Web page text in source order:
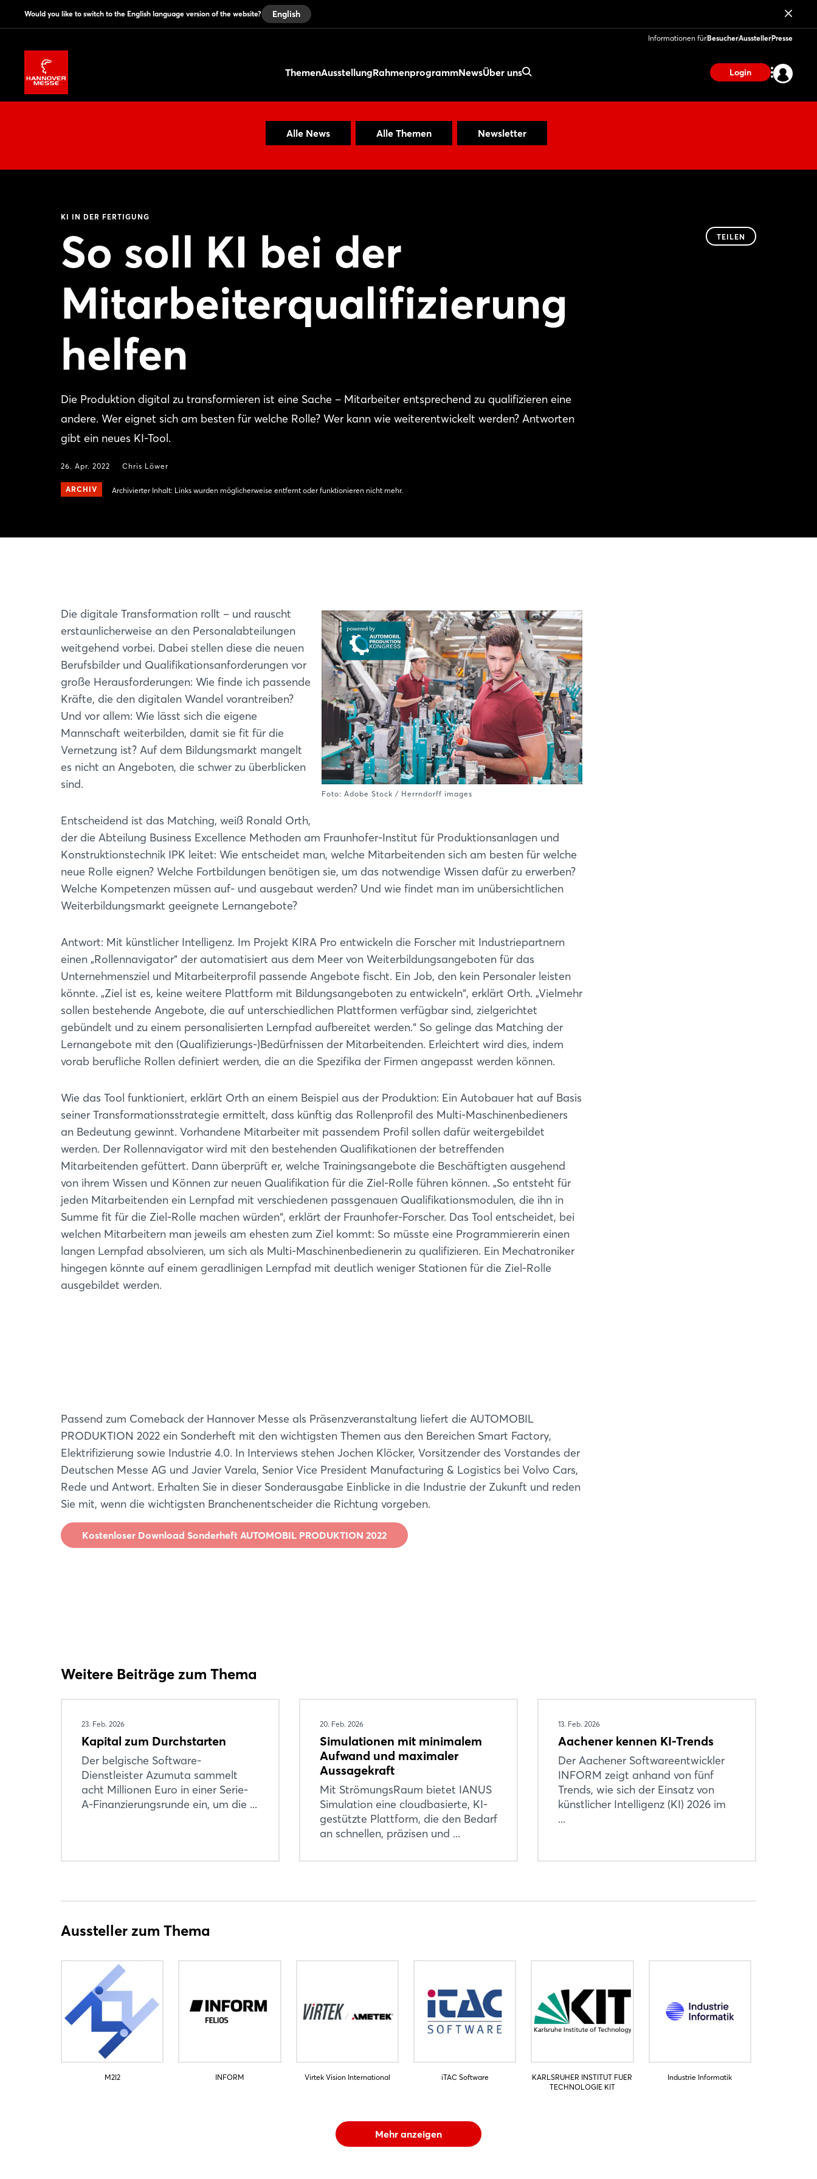
Would you like to switch to the English language version of the website? English
Informationen fürBesucherAusstellerPresse
ThemenAusstellungRahmenprogrammNewsÜber uns Login
Alle News Alle Themen Newsletter
KI IN DER FERTIGUNG
So soll KI bei der
Mitarbeiterqualifizierung
helfen
Die Produktion digital zu transformieren ist eine Sache – Mitarbeiter entsprechend zu qualifizieren eine
andere. Wer eignet sich am besten für welche Rolle? Wer kann wie weiterentwickelt werden? Antworten
gibt ein neues KI-Tool.
26. Apr. 2022 Chris Löwer
ARCHIV Archivierter Inhalt: Links wurden möglicherweise entfernt oder funktionieren nicht mehr.
TEILEN
Foto: Adobe Stock / Herrndorff images
Die digitale Transformation rollt – und rauscht
erstaunlicherweise an den Personalabteilungen
weitgehend vorbei. Dabei stellen diese die neuen
Berufsbilder und Qualifikationsanforderungen vor
große Herausforderungen: Wie finde ich passende
Kräfte, die den digitalen Wandel vorantreiben?
Und vor allem: Wie lässt sich die eigene
Mannschaft weiterbilden, damit sie fit für die
Vernetzung ist? Auf dem Bildungsmarkt mangelt
es nicht an Angeboten, die schwer zu überblicken
sind.
Entscheidend ist das Matching, weiß Ronald Orth,
der die Abteilung Business Excellence Methoden am Fraunhofer-Institut für Produktionsanlagen und
Konstruktionstechnik IPK leitet: Wie entscheidet man, welche Mitarbeitenden sich am besten für welche
neue Rolle eignen? Welche Fortbildungen benötigen sie, um das notwendige Wissen dafür zu erwerben?
Welche Kompetenzen müssen auf- und ausgebaut werden? Und wie findet man im unübersichtlichen
Weiterbildungsmarkt geeignete Lernangebote?
Antwort: Mit künstlicher Intelligenz. Im Projekt KIRA Pro entwickeln die Forscher mit Industriepartnern
einen „Rollennavigator“ der automatisiert aus dem Meer von Weiterbildungsangeboten für das
Unternehmensziel und Mitarbeiterprofil passende Angebote fischt. Ein Job, den kein Personaler leisten
könnte. „Ziel ist es, keine weitere Plattform mit Bildungsangeboten zu entwickeln“, erklärt Orth. „Vielmehr
sollen bestehende Angebote, die auf unterschiedlichen Plattformen verfügbar sind, zielgerichtet
gebündelt und zu einem personalisierten Lernpfad aufbereitet werden.“ So gelinge das Matching der
Lernangebote mit den (Qualifizierungs-)Bedürfnissen der Mitarbeitenden. Erleichtert wird dies, indem
vorab berufliche Rollen definiert werden, die an die Spezifika der Firmen angepasst werden können.
Wie das Tool funktioniert, erklärt Orth an einem Beispiel aus der Produktion: Ein Autobauer hat auf Basis
seiner Transformationsstrategie ermittelt, dass künftig das Rollenprofil des Multi-Maschinenbedieners
an Bedeutung gewinnt. Vorhandene Mitarbeiter mit passendem Profil sollen dafür weitergebildet
werden. Der Rollennavigator wird mit den bestehenden Qualifikationen der betreffenden
Mitarbeitenden gefüttert. Dann überprüft er, welche Trainingsangebote die Beschäftigten ausgehend
von ihrem Wissen und Können zur neuen Qualifikation für die Ziel-Rolle führen können. „So entsteht für
jeden Mitarbeitenden ein Lernpfad mit verschiedenen passgenauen Qualifikationsmodulen, die ihn in
Summe fit für die Ziel-Rolle machen würden“, erklärt der Fraunhofer-Forscher. Das Tool entscheidet, bei
welchen Mitarbeitern man jeweils am ehesten zum Ziel kommt: So müsste eine Programmiererin einen
langen Lernpfad absolvieren, um sich als Multi-Maschinenbedienerin zu qualifizieren. Ein Mechatroniker
hingegen könnte auf einem geradlinigen Lernpfad mit deutlich weniger Stationen für die Ziel-Rolle
ausgebildet werden.
Passend zum Comeback der Hannover Messe als Präsenzveranstaltung liefert die AUTOMOBIL
PRODUKTION 2022 ein Sonderheft mit den wichtigsten Themen aus den Bereichen Smart Factory,
Elektrifizierung sowie Industrie 4.0. In Interviews stehen Jochen Klöcker, Vorsitzender des Vorstandes der
Deutschen Messe AG und Javier Varela, Senior Vice President Manufacturing & Logistics bei Volvo Cars,
Rede und Antwort. Erhalten Sie in dieser Sonderausgabe Einblicke in die Industrie der Zukunft und reden
Sie mit, wenn die wichtigsten Branchenentscheider die Richtung vorgeben.
Kostenloser Download Sonderheft AUTOMOBIL PRODUKTION 2022
Weitere Beiträge zum Thema
23. Feb. 2026
Kapital zum Durchstarten
Der belgische Software-
Dienstleister Azumuta sammelt
acht Millionen Euro in einer Serie-
A-Finanzierungsrunde ein, um die ...
20. Feb. 2026
Simulationen mit minimalem
Aufwand und maximaler
Aussagekraft
Mit StrömungsRaum bietet IANUS
Simulation eine cloudbasierte, KI-
gestützte Plattform, die den Bedarf
an schnellen, präzisen und ...
13. Feb. 2026
Aachener kennen KI-Trends
Der Aachener Softwareentwickler
INFORM zeigt anhand von fünf
Trends, wie sich der Einsatz von
künstlicher Intelligenz (KI) 2026 im
...
Aussteller zum Thema
M2I2 INFORM Virtek Vision International iTAC Software
KARLSRUHER INSTITUT FUER
TECHNOLOGIE KIT
Industrie Informatik
Mehr anzeigen
Jetzt registrieren